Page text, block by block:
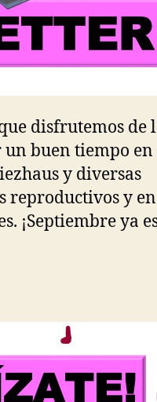
disfrutemos de
buen tiempo en
y diversas
reproductivos y en
¡Septiembre ya